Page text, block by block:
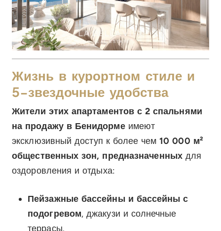
Жизнь в курортном стиле и
5-звездочные удобства
Жители этих апартаментов с 2 спальнями
на продажу в Бенидормеимеют
эксклюзивный доступ к более чем10 000 м²
общественных зон, предназначенныхдля
оздоровления и отдыха:
Пейзажные бассейны и бассейны с
подогревом, джакузи и солнечные
террасы.